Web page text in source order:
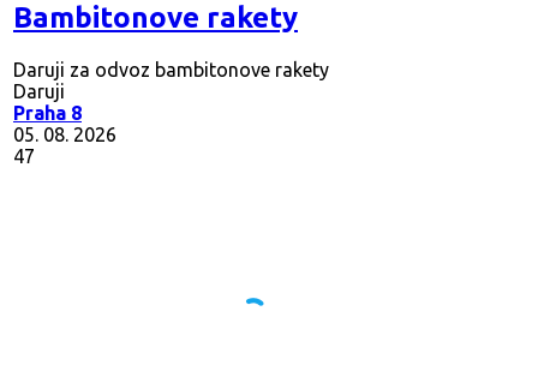
Bambitonove rakety
Daruji za odvoz bambitonove rakety
Daruji
Praha 8
05. 08. 2026
47